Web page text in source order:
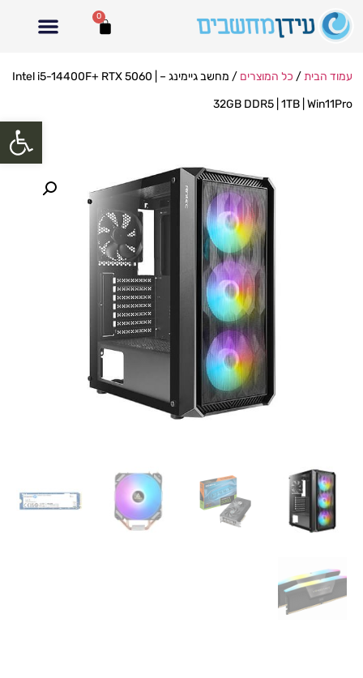
פתח
0
עמוד הבית/ כל המוצרים
/ מחשב גיימינג – Intel i5-14400F+ RTX 5060 |
32GB DDR5 | 1TB | Win11Pro